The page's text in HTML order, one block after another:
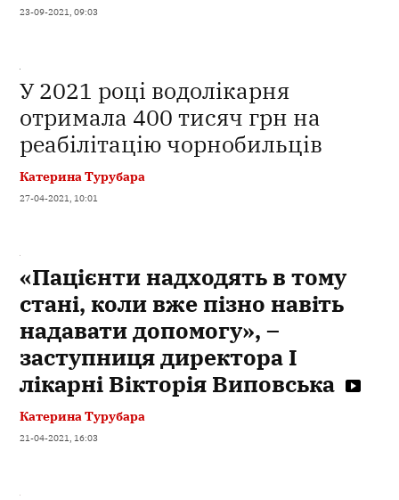
23-09-2021, 09:03
У 2021 році водолікарня
отримала 400 тисяч грн на
реабілітацію чорнобильців
Катерина Турубара
27-04-2021, 10:01
«Пацієнти надходять в тому
стані, коли вже пізно навіть
надавати допомогу», –
заступниця директора І
лікарні Вікторія Виповська
Катерина Турубара
21-04-2021, 16:03